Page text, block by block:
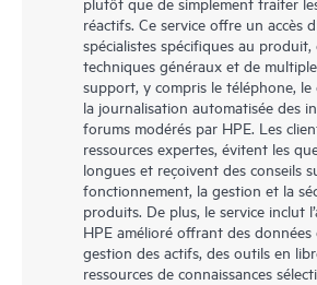
réactifs. Ce service offre un accès
spécialistes spécifiques au produit,
techniques généraux et de
support, y compris le téléphone, le
la journalisation automatisée des
forums modérés par HPE. Les
ressources expertes, évitent les
longues et reçoivent des conseils
fonctionnement, la gestion et la
produits. De plus, le service inclut
HPE amélioré offrant des
gestion des actifs, des outils en
ressources de connaissances